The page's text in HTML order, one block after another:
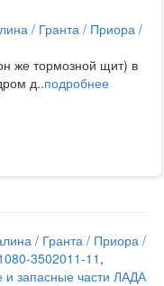
/ Гранта / Приора /
же тормозной щит) в
д..подробнее
/ Гранта / Приора /
3502011-11 ,
и запасные части ЛАДА